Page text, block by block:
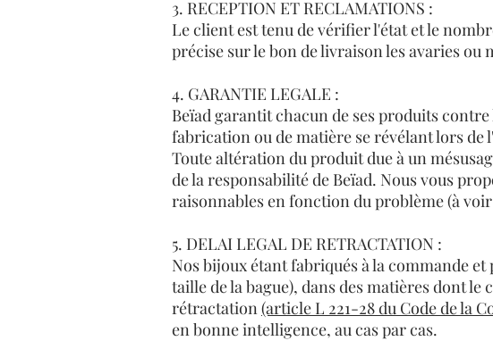
3. RECEPTION ET RECLAMATIONS :
Le client est tenu de vérifier l'état et le
précise sur le bon de livraison les avaries ou
4. GARANTIE LEGALE :
Beïad garantit chacun de ses produits
fabrication ou de matière se révélant lors
Toute altération du produit due à un
de la responsabilité de Beïad. Nous vous
raisonnables en fonction du problème (à voir
5. DELAI LEGAL DE RETRACTATION :
Nos bijoux étant fabriqués à la commande
taille de la bague), dans des matières dont
rétractation (article L 221-28 du Code de la
en bonne intelligence, au cas par cas.